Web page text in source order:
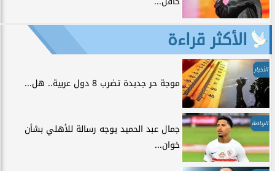
الأكثر قراءة
الأخبار
موجة حر جديدة تضرب 8 دول عربية.. هل...
الرياضة
جمال عبد الحميد يوجه رسالة للأهلي بشأن
خوان...